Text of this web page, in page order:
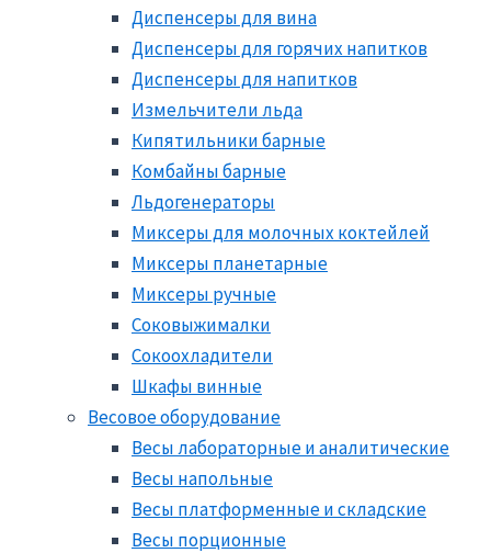
Диспенсеры для вина
Диспенсеры для горячих напитков
Диспенсеры для напитков
Измельчители льда
Кипятильники барные
Комбайны барные
Льдогенераторы
Миксеры для молочных коктейлей
Миксеры планетарные
Миксеры ручные
Соковыжималки
Сокоохладители
Шкафы винные
Весовое оборудование
Весы лабораторные и аналитические
Весы напольные
Весы платформенные и складские
Весы порционные